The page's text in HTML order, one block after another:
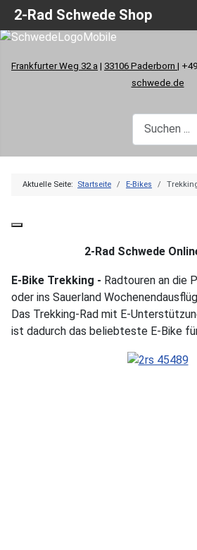
Frankfurter Weg 32 a | 33106 Paderborn |
schwede.de
Aktuelle Seite: Startseite E-Bikes
2-Rad Schwede
E-Bike Trekking - Radtouren an die
oder ins Sauerland
Das Trekking-Rad mit E-
ist dadurch das beliebteste E-Bike
2-Rad Schwede Shop